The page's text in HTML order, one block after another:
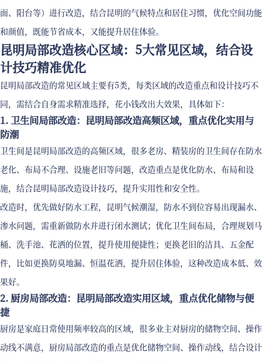
面、阳台等）进行改造，结合昆明的气候特点和居住习惯，优化空间功能
和颜值，既能节省成本，又能提升居住体验。
昆明局部改造核心区域：5大常见区域，结合设
计技巧精准优化
昆明局部改造的常见区域主要有5类，每类区域的改造重点和设计技巧不
同，需结合自身需求精准选择，花小钱改出大效果，具体如下：
1. 卫生间局部改造：昆明局部改造高频区域，重点优化实用与
防潮
卫生间是昆明局部改造的高频区域，很多老房、精装房的卫生间存在防水
老化、布局不合理、设施老旧等问题，改造重点是优化防水、布局和设
施，结合昆明局部改造设计技巧，提升实用性和安全性。
改造时，优先做好防水工程，昆明气候潮湿，防水不到位容易出现漏水、
渗水问题，需重新做防水并进行闭水测试；优化卫生间布局，合理规划马
桶、洗手池、花洒的位置，提升使用便捷性；更换老旧的洁具、五金配
件，比如更换防臭地漏、恒温花洒，提升居住体验，这种改造成本低、效
果好。
2. 厨房局部改造：昆明局部改造实用区域，重点优化储物与便
捷
厨房是家庭日常使用频率较高的区域，很多业主对厨房的储物空间、操作
动线不满意，厨房局部改造的重点是优化储物空间、操作动线，结合设计